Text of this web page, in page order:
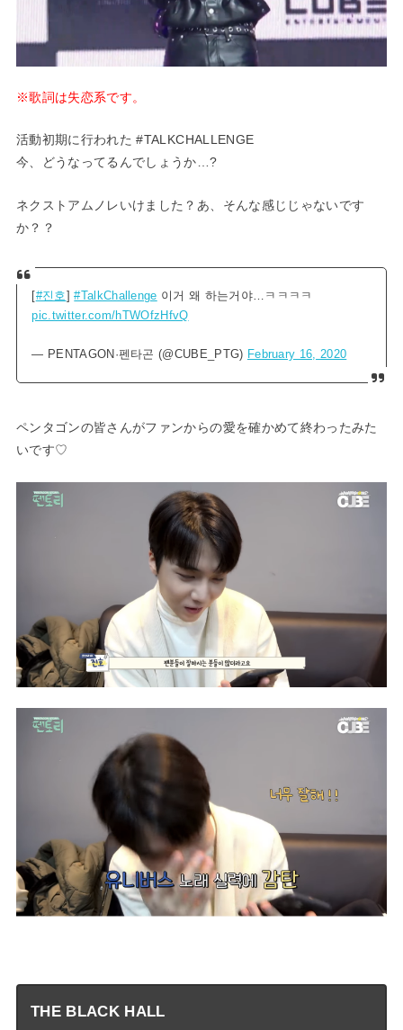
※歌詞は失恋系です。
活動初期に行われた #TALKCHALLENGE
今、どうなってるんでしょうか…?
ネクストアムノレいけました？あ、そんな感じじゃないです
か？？
#진호 ]#TalkChallenge 이거 왜 하는거야…ㅋㅋㅋㅋ
pic.twitter.com/hTWOfzHfvQ
— PENTAGON·펜타곤 (@CUBE_PTG) February 16, 2020
ペンタゴンの皆さんがファンからの愛を確かめて終わったみた
いです♡
THE BLACK HALL